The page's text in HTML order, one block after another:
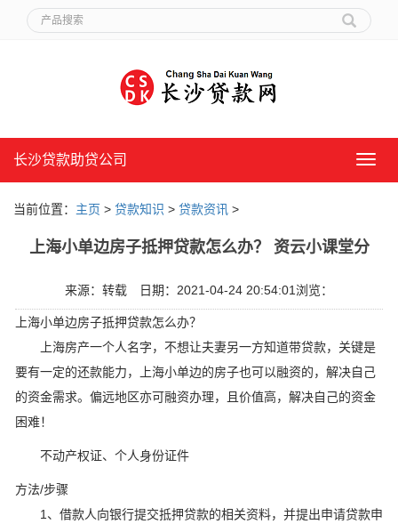
长
贷
长沙贷款助贷公司
当前位置： 主页 > 贷款知识 > 贷款资讯 >
上海小单边房子抵押贷款怎么办？ 资云小课堂分
来源：转载 日期：2021-04-24 20:54:01浏览：
上海小单边房子抵押贷款怎么办？
上海房产一个人名字，不想让夫妻另一方知道带贷款，关键是
要有一定的还款能力，上海小单边的房子也可以融资的，解决自己
的资金需求。偏远地区亦可融资办理，且价值高，解决自己的资金
困难！
不动产权证、个人身份证件
方法/步骤
1、借款人向银行提交抵押贷款的相关资料，并提出申请贷款申